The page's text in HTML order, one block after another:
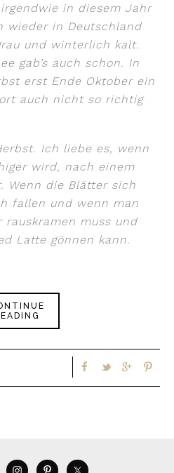
in diesem Jahr
wieder in Deutschland
und winterlich kalt.
gab’s auch schon. In
erst Ende Oktober ein
auch nicht so richtig
Ich liebe es, wenn
wird, nach einem
Wenn die Blätter sich
fallen und wenn man
rauskramen muss und
Latte gönnen kann.